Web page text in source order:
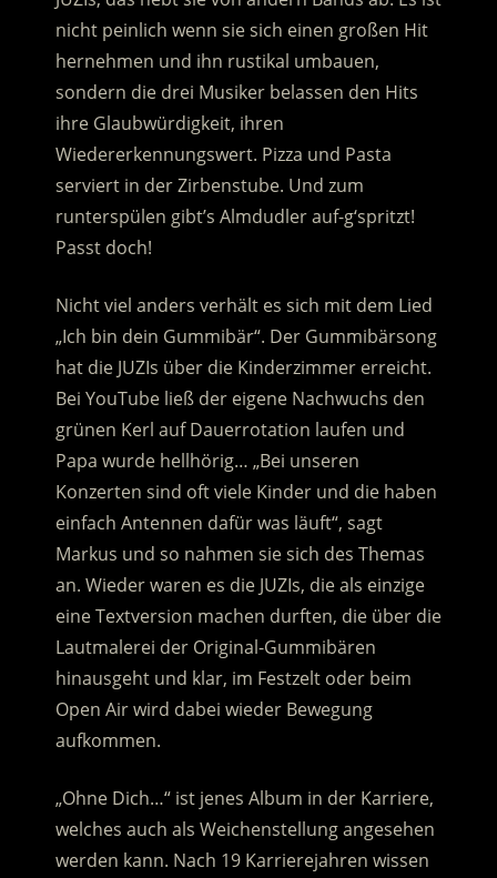
nicht peinlich wenn sie sich einen großen Hit
hernehmen und ihn rustikal umbauen,
sondern die drei Musiker belassen den Hits
ihre Glaubwürdigkeit, ihren
Wiedererkennungswert. Pizza und Pasta
serviert in der Zirbenstube. Und zum
runterspülen gibt’s Almdudler auf-g‘spritzt!
Passt doch!
Nicht viel anders verhält es sich mit dem Lied
„Ich bin dein Gummibär“. Der Gummibärsong
hat die JUZIs über die Kinderzimmer erreicht.
Bei YouTube ließ der eigene Nachwuchs den
grünen Kerl auf Dauerrotation laufen und
Papa wurde hellhörig… „Bei unseren
Konzerten sind oft viele Kinder und die haben
einfach Antennen dafür was läuft“, sagt
Markus und so nahmen sie sich des Themas
an. Wieder waren es die JUZIs, die als einzige
eine Textversion machen durften, die über die
Lautmalerei der Original-Gummibären
hinausgeht und klar, im Festzelt oder beim
Open Air wird dabei wieder Bewegung
aufkommen.
„Ohne Dich…“ ist jenes Album in der Karriere,
welches auch als Weichenstellung angesehen
werden kann. Nach 19 Karrierejahren wissen